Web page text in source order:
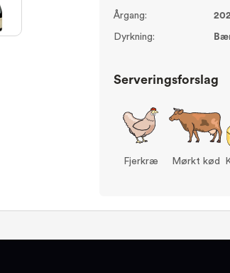
Årgang:
Dyrkning:
Serveringsforslag
Fjerkræ Mørkt kød